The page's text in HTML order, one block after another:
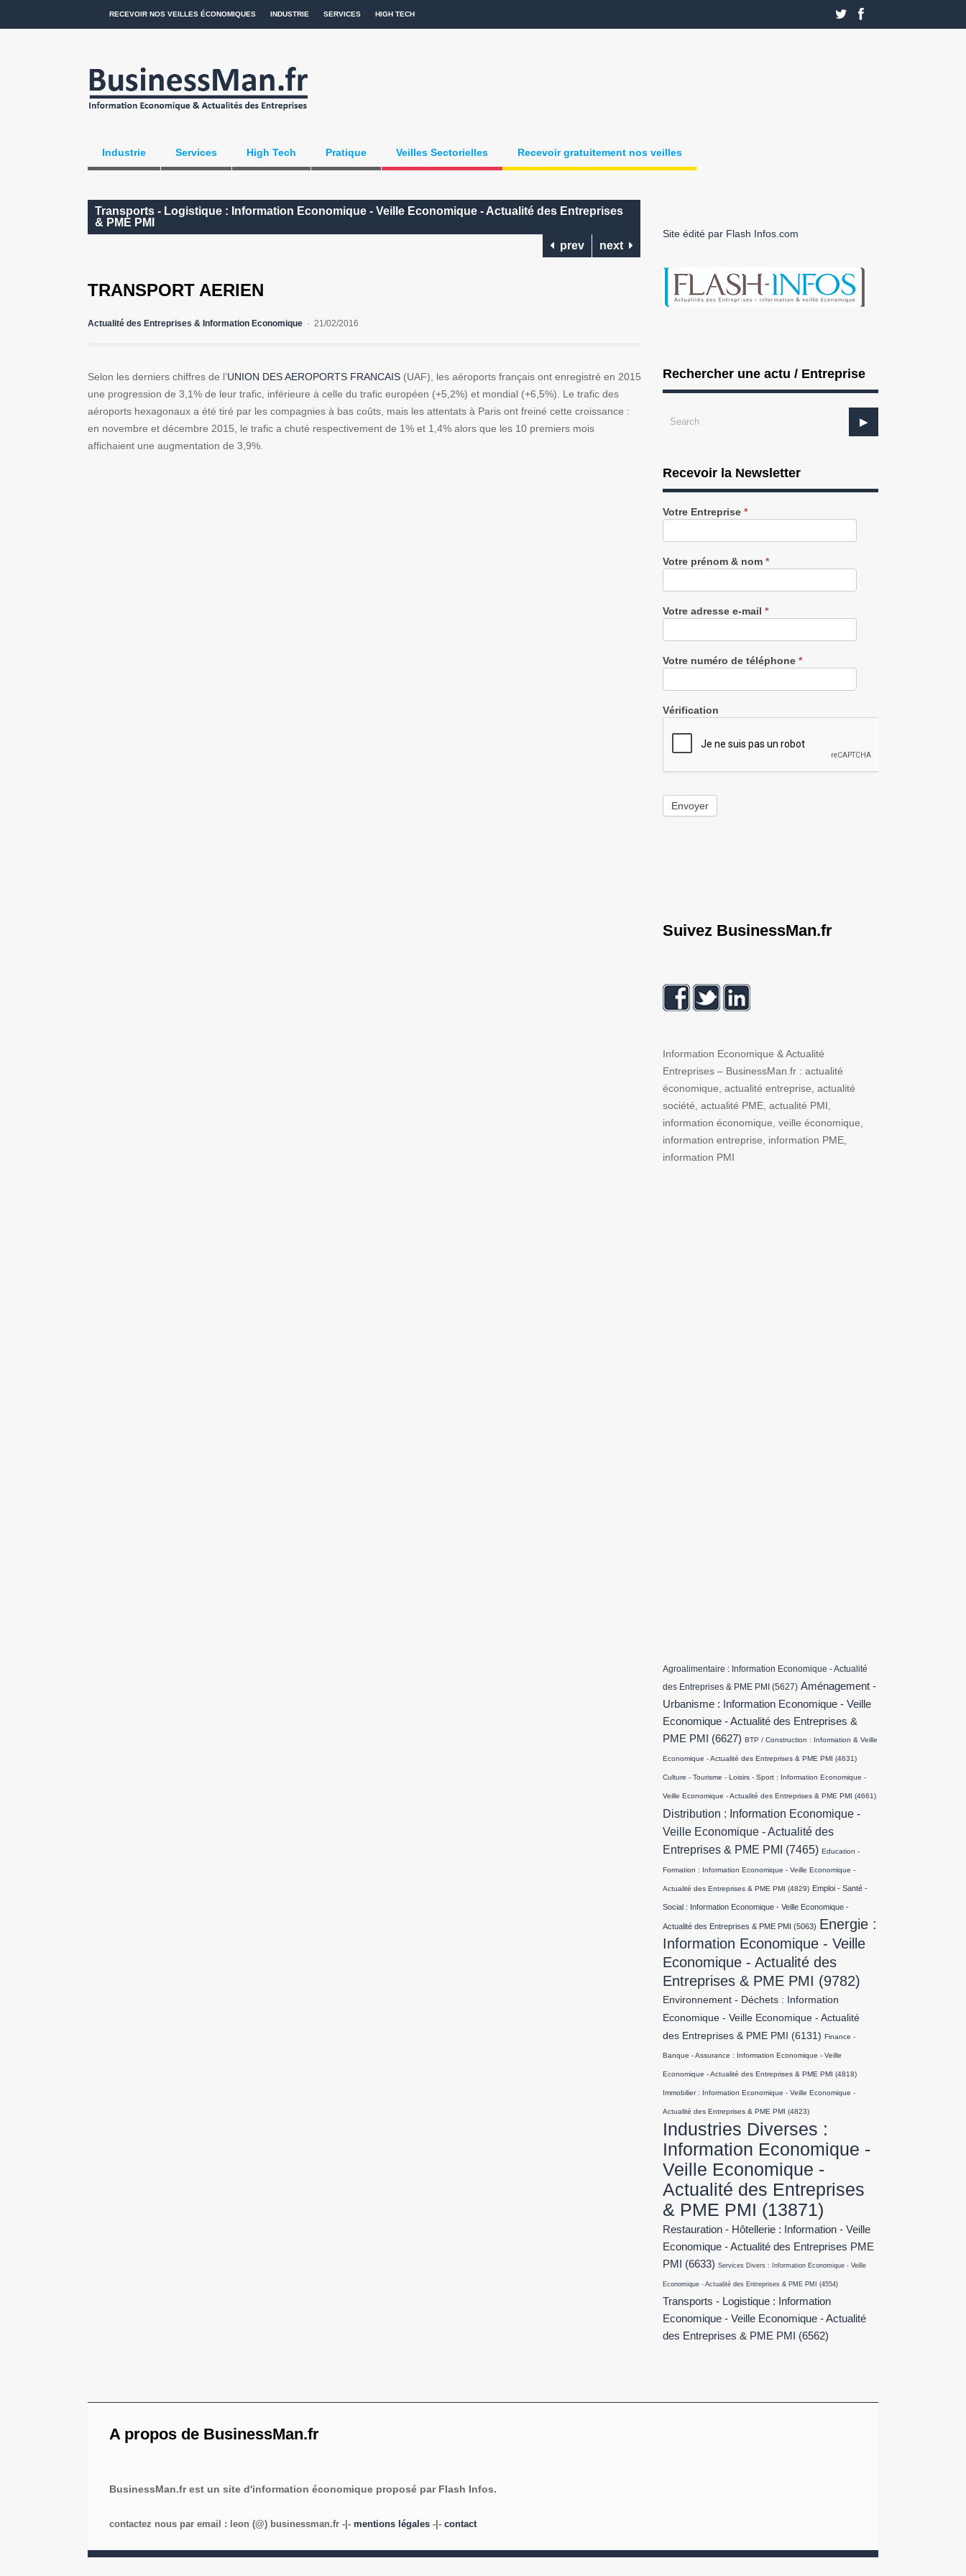
RECEVOIR NOS VEILLES ÉCONOMIQUES INDUSTRIE SERVICES HIGH TECH
Industrie Services High Tech Pratique Veilles Sectorielles Recevoir gratuitement nos veilles
Transports - Logistique : Information Economique - Veille Economique - Actualité des Entreprises
& PME PMI
prev
next
TRANSPORT AERIEN
Actualité des Entreprises & Information Economique 21/02/2016
Selon les derniers chiffres de l’UNION DES AEROPORTS FRANCAIS (UAF), les aéroports français ont enregistré en 2015
une progression de 3,1% de leur trafic, inférieure à celle du trafic européen (+5,2%) et mondial (+6,5%). Le trafic des
aéroports hexagonaux a été tiré par les compagnies à bas coûts, mais les attentats à Paris ont freiné cette croissance :
en novembre et décembre 2015, le trafic a chuté respectivement de 1% et 1,4% alors que les 10 premiers mois
affichaient une augmentation de 3,9%.
Site édité par Flash Infos.com
Rechercher une actu / Entreprise
Recevoir la Newsletter
Recevez
notre
gratuitement
Votre Entreprise *
Votre prénom & nom *
Votre adresse e-mail *
Votre numéro de téléphone *
Vérification
Envoyer
Suivez BusinessMan.fr
Information Economique & Actualité
Entreprises – BusinessMan.fr : actualité
économique, actualité entreprise, actualité
société, actualité PME, actualité PMI,
information économique, veille économique,
information entreprise, information PME,
information PMI
Agroalimentaire : Information Economique - Actualité
des Entreprises & PME PMI (5627) Aménagement -
Urbanisme : Information Economique - Veille
Economique - Actualité des Entreprises &
PME PMI
(6627) BTP / Construction : Information & Veille
Economique - Actualité des Entreprises & PME PMI (4631)
Culture - Tourisme - Loisirs - Sport : Information Economique -
Veille Economique - Actualité des Entreprises & PME PMI (4661)
Distribution : Information Economique -
Veille Economique - Actualité des
Entreprises & PME PMI (7465) Education -
Formation : Information Economique - Veille Economique -
Actualité des Entreprises & PME PMI (4829) Emploi - Santé -
Social : Information Economique - Veille Economique -
Actualité des Entreprises & PME PMI (5063) Energie :
Information Economique - Veille
Economique - Actualité des
Entreprises & PME PMI (9782)
Environnement - Déchets : Information
Economique - Veille Economique - Actualité
des Entreprises & PME PMI
(6131) Finance -
Banque - Assurance : Information Economique - Veille
Economique - Actualité des Entreprises & PME PMI (4818)
Immobilier : Information Economique - Veille Economique -
Actualité des Entreprises & PME PMI (4823)
Industries Diverses :
Information Economique -
Veille Economique -
Actualité des Entreprises
& PME PMI (13871)
Restauration - Hôtellerie : Information - Veille
Economique - Actualité des Entreprises PME
PMI
(6633) Services Divers : Information Economique - Veille
Economique - Actualité des Entreprises & PME PMI (4554)
Transports - Logistique : Information
Economique - Veille Economique - Actualité
des Entreprises & PME PMI
(6562)
A propos de BusinessMan.fr
BusinessMan.fr est un site d'information économique proposé par Flash Infos.
contactez nous par email : leon (@) businessman.fr -|- mentions légales -|- contact